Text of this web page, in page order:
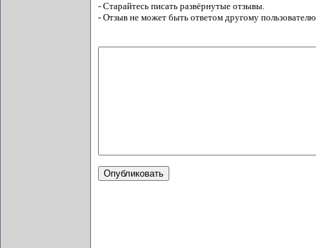
- Старайтесь писать развёрнутые отзывы.
- Отзыв не может быть ответом другому